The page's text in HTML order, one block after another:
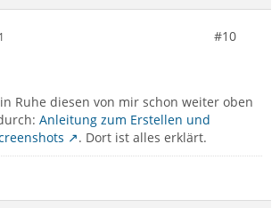
#10
Ruhe diesen von mir schon weiter oben
Anleitung zum Erstellen und
. Dort ist alles erklärt.